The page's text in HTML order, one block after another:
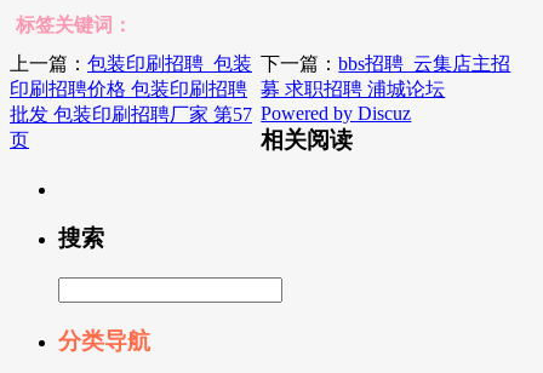
标签关键词：
上一篇： 包装印刷招聘_包装
印刷招聘价格 包装印刷招聘
批发 包装印刷招聘厂家 第57
页
下一篇：bbs招聘_云集店主招
募 求职招聘 浦城论坛
Powered by Discuz
相关阅读
搜索
分类导航